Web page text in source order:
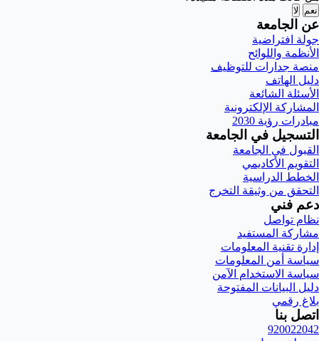
نعم لا
عن الجامعة
جولة افتراضية
الأنظمة واللوائح
منصة جدارات للتوظيف
دليل الهاتف
الأسئلة الشائعة
المشاركة الإلكترونية
مبادرات رؤية 2030
التسجيل في الجامعة
القبول في الجامعة
التقويم الأكاديمي
الخطط الدراسية
التحقق من وثيقة التخرج
دعم فني
نظام تواصل
مشاركة المستفيد
إدارة تقنية المعلومات
سياسة أمن المعلومات
سياسة الاستخدام الآمن
دليل البيانات المفتوحة
بلاغ رقمي
اتصل بنا
920022042